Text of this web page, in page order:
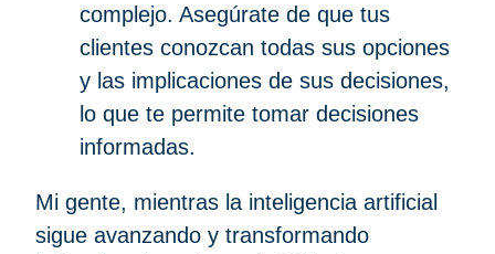
complejo. Asegúrate de que tus
clientes conozcan todas sus opciones
y las implicaciones de sus decisiones,
lo que te permite tomar decisiones
informadas.
Mi gente, mientras la inteligencia artificial
sigue avanzando y transformando